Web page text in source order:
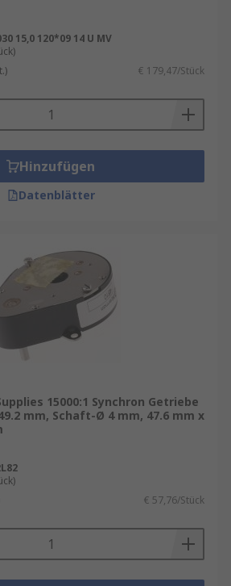
15,0 120*09 14 U MV
€ 179,47/Stück
Hinzufügen
Datenblätter
15000:1 Synchron Getriebe
mm, Schaft-Ø 4 mm, 47.6 mm x
€ 57,76/Stück